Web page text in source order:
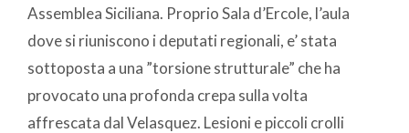
Assemblea Siciliana. Proprio Sala d’Ercole, l’aula
dove si riuniscono i deputati regionali, e’ stata
sottoposta a una ”torsione strutturale” che ha
provocato una profonda crepa sulla volta
affrescata dal Velasquez. Lesioni e piccoli crolli